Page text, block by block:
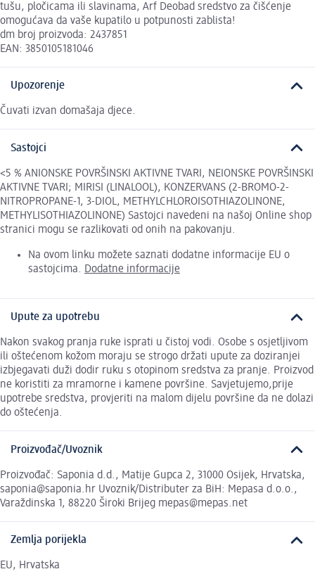
tušu, pločicama ili slavinama, Arf Deobad sredstvo za čišćenje
omogućava da vaše kupatilo u potpunosti zablista!
dm broj proizvoda: 2437851
EAN: 3850105181046
Upozorenje
Čuvati izvan domašaja djece.
Sastojci
<5 % ANIONSKE POVRŠINSKI AKTIVNE TVARI, NEIONSKE POVRŠINSKI
AKTIVNE TVARI; MIRISI (LINALOOL), KONZERVANS (2-BROMO-2-
NITROPROPANE-1, 3-DIOL, METHYLCHLOROISOTHIAZOLINONE,
METHYLISOTHIAZOLINONE) Sastojci navedeni na našoj Online shop
stranici mogu se razlikovati od onih na pakovanju.
Na ovom linku možete saznati dodatne informacije EU o
sastojcima. Dodatne informacije
Upute za upotrebu
Nakon svakog pranja ruke isprati u čistoj vodi. Osobe s osjetljivom
ili oštećenom kožom moraju se strogo držati upute za doziranjei
izbjegavati duži dodir ruku s otopinom sredstva za pranje. Proizvod
ne koristiti za mramorne i kamene površine. Savjetujemo,prije
upotrebe sredstva, provjeriti na malom dijelu površine da ne dolazi
do oštećenja.
Proizvođač/Uvoznik
Proizvođač: Saponia d.d., Matije Gupca 2, 31000 Osijek, Hrvatska,
saponia@saponia.hr Uvoznik/Distributer za BiH: Mepasa d.o.o.,
Varaždinska 1, 88220 Široki Brijeg mepas@mepas.net
Zemlja porijekla
EU, Hrvatska